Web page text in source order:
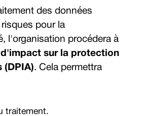
des données
pour la
l'organisation procédera à
d'impact sur la protection
(DPIA). Cela permettra
traitement.